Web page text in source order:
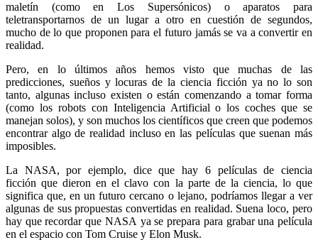
maletín (como en Los Supersónicos) o aparatos para
teletransportarnos de un lugar a otro en cuestión de segundos,
mucho de lo que proponen para el futuro jamás se va a convertir en
realidad.
Pero, en lo últimos años hemos visto que muchas de las
predicciones, sueños y locuras de la ciencia ficción ya no lo son
tanto, algunas incluso existen o están comenzando a tomar forma
(como los robots con Inteligencia Artificial o los coches que se
manejan solos), y son muchos los científicos que creen que podemos
encontrar algo de realidad incluso en las películas que suenan más
imposibles.
La NASA, por ejemplo, dice que hay 6 películas de ciencia
ficción que dieron en el clavo con la parte de la ciencia, lo que
significa que, en un futuro cercano o lejano, podríamos llegar a ver
algunas de sus propuestas convertidas en realidad. Suena loco, pero
hay que recordar que NASA ya se prepara para grabar una película
en el espacio con Tom Cruise y Elon Musk.